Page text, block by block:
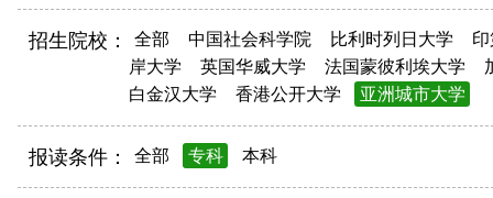
招生院校： 全部 中国社会科学院 比利时列日大学
岸大学
英国华威大学 法国蒙彼利埃大学
白金汉大学
香港公开大学 亚洲城市大学
报读条件： 全部 专科 本科